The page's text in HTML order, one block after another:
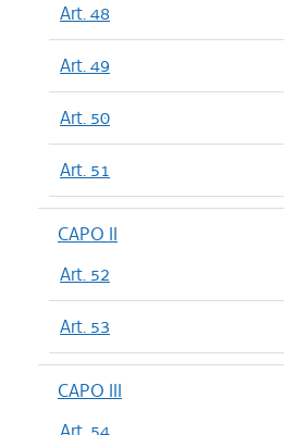
Art. 48
Art. 49
Art. 50
Art. 51
CAPO II
Art. 52
Art. 53
CAPO III